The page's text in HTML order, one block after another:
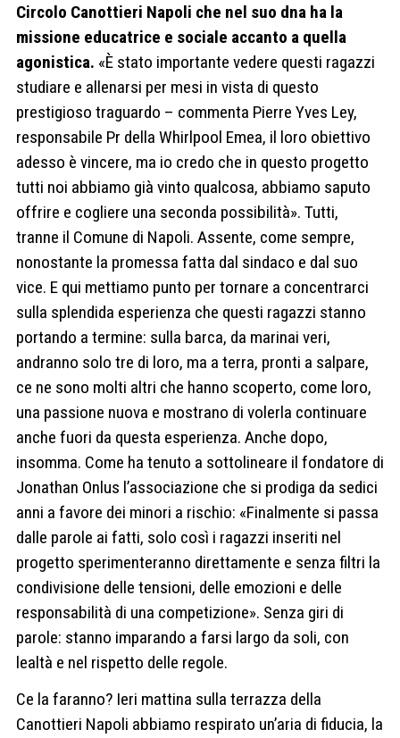
Circolo Canottieri Napoli che nel suo dna ha la
missione educatrice e sociale accanto a quella
agonistica. «È stato importante vedere questi ragazzi
studiare e allenarsi per mesi in vista di questo
prestigioso traguardo – commenta Pierre Yves Ley,
responsabile Pr della Whirlpool Emea, il loro obiettivo
adesso è vincere, ma io credo che in questo progetto
tutti noi abbiamo già vinto qualcosa, abbiamo saputo
offrire e cogliere una seconda possibilità». Tutti,
tranne il Comune di Napoli. Assente, come sempre,
nonostante la promessa fatta dal sindaco e dal suo
vice. E qui mettiamo punto per tornare a concentrarci
sulla splendida esperienza che questi ragazzi stanno
portando a termine: sulla barca, da marinai veri,
andranno solo tre di loro, ma a terra, pronti a salpare,
ce ne sono molti altri che hanno scoperto, come loro,
una passione nuova e mostrano di volerla continuare
anche fuori da questa esperienza. Anche dopo,
insomma. Come ha tenuto a sottolineare il fondatore di
Jonathan Onlus l’associazione che si prodiga da sedici
anni a favore dei minori a rischio: «Finalmente si passa
dalle parole ai fatti, solo così i ragazzi inseriti nel
progetto sperimenteranno direttamente e senza filtri la
condivisione delle tensioni, delle emozioni e delle
responsabilità di una competizione». Senza giri di
parole: stanno imparando a farsi largo da soli, con
lealtà e nel rispetto delle regole.
Ce la faranno? Ieri mattina sulla terrazza della
Canottieri Napoli abbiamo respirato un’aria di fiducia, la